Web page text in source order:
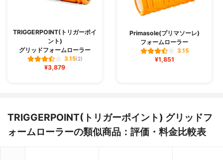
TRIGGERPOINT(トリガーポイ
ント)
グリッドフォームローラー
3.15(2)
¥3,879
Primasole(プリマソーレ)
フォームローラー
3.15
¥1,851
TRIGGERPOINT(トリガーポイント) グリッドフ
ォームローラーの類似商品：評価・料金比較表